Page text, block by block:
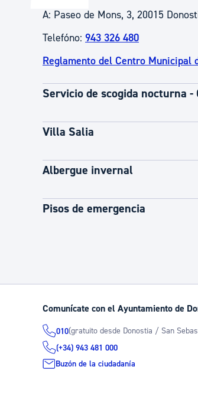
A: Paseo de Mons, 3, 20015
Telefóno: 943 326 480
Reglamento del Centro Municipal
Servicio de scogida nocturna -
Villa Salia
Albergue invernal
Pisos de emergencia
Comunícate con el Ayuntamiento de
010(gratuito desde Donostia / San
(+34) 943 481 000
Buzón de la ciudadanía